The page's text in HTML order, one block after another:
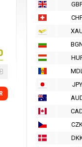
JPY